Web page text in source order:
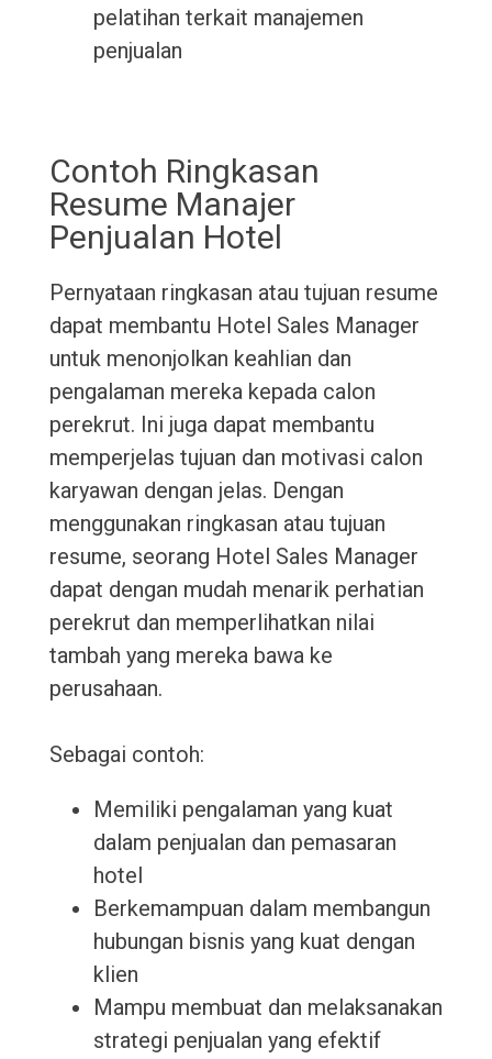
pelatihan terkait manajemen
penjualan
Contoh Ringkasan
Resume Manajer
Penjualan Hotel
Pernyataan ringkasan atau tujuan resume
dapat membantu Hotel Sales Manager
untuk menonjolkan keahlian dan
pengalaman mereka kepada calon
perekrut. Ini juga dapat membantu
memperjelas tujuan dan motivasi calon
karyawan dengan jelas. Dengan
menggunakan ringkasan atau tujuan
resume, seorang Hotel Sales Manager
dapat dengan mudah menarik perhatian
perekrut dan memperlihatkan nilai
tambah yang mereka bawa ke
perusahaan.
Sebagai contoh:
Memiliki pengalaman yang kuat
dalam penjualan dan pemasaran
hotel
Berkemampuan dalam membangun
hubungan bisnis yang kuat dengan
klien
Mampu membuat dan melaksanakan
strategi penjualan yang efektif